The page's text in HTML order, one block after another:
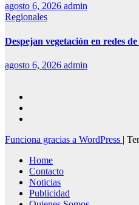
agosto 6, 2026 admin
Regionales
Despejan vegetación en redes
agosto 6, 2026 admin
Funciona gracias a WordPress |
Home
Contacto
Noticias
Publicidad